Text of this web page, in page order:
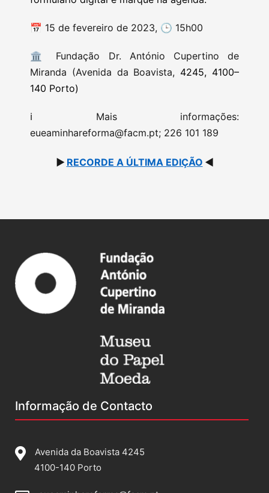
📅 15 de fevereiro de 2023, 🕒 15h00
🏛
Fundação Dr. António Cupertino de
Miranda (Avenida da Boavista, 4245, 4100–
140 Porto)
ℹ️ Mais informações:
eueaminhareforma@facm.pt; 226 101 189
▶️ RECORDE A ÚLTIMA EDIÇÃO ◀️
Informação de Contacto
Avenida da Boavista 4245
4100-140 Porto